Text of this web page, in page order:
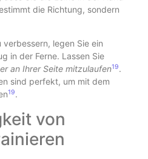
die Richtung, sondern
legen Sie ein
in der Ferne. Lassen Sie
an Ihrer Seite mitzulaufen19.
sind perfekt, um mit dem
19.
von